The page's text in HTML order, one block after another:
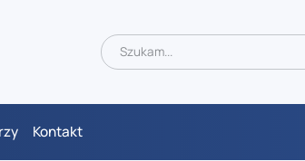
Kontakt